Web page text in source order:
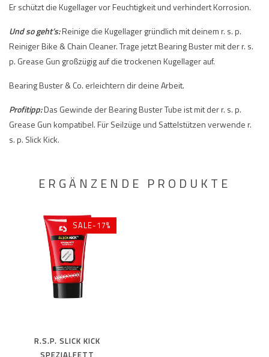
Er schützt die Kugellager vor Feuchtigkeit und verhindert Korrosion.
Und so geht’s:Reinige die Kugellager gründlich mit deinem r. s. p.
Reiniger Bike & Chain Cleaner. Trage jetzt Bearing Buster mit der r. s.
p. Grease Gun großzügig auf die trockenen Kugellager auf.
Bearing Buster & Co. erleichtern dir deine Arbeit.
Profitipp:Das Gewinde der Bearing Buster Tube ist mit der r. s. p.
Grease Gun kompatibel. Für Seilzüge und Sattelstützen verwende r.
s. p. Slick Kick.
ERGÄNZENDE PRODUKTE
SALE-17%
R.S.P. SLICK KICK
SPEZIALFETT